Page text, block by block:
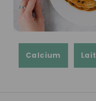
Calcium Lait